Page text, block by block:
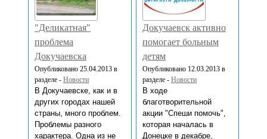
"Деликатная"
проблема
Докучаевска
Опубликовано 25.04.2013 в
разделе - Новости
В Докучаевске, как и в
других городах нашей
страны, много проблем.
Проблемы разного
характера. Одна из не
Докучаевск активно
помогает больным
детям
Опубликовано 12.03.2013 в
разделе - Новости
В ходе
благотворительной
акции "Спеши помочь",
которая началась в
Донецке в декабре,